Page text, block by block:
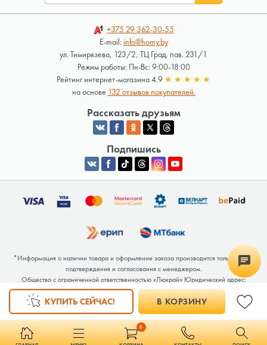
0
В КОРЗИНУ
КУПИТЬ СЕЙЧАС!
+375 29362-30-55
E-mail:info@homy.by
ул. Тимирязева, 123/2, ТЦ Град, пав. 231/1
Режим работы: Пн-Вс: 9:00-18:00
Рейтинг интернет-магазина 4.9 ★ ★ ★ ★ ★
на основе 132 отзывов покупателей.
Рассказать друзьям
Подпишись
*Информация о наличии товара и оформление заказа производится только после
подтверждения и согласования с менеджером.
Общество с ограниченной ответственностью «Люкрай» Юридический адрес:
220062, г. Минск, ул. Тимирязева, дом 123, корп. 2, оф. 367/2 Почтовый адрес:
220062, г. Минск, ул. Тимирязева, дом 123, корп. 2, оф. 367/2 УНП 691764371
Интернет-магазин зарегистрирован в Торговом реестре РБ под номером 768117 от
04.02.2026.